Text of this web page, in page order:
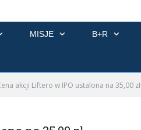
MISJE B+R
akcji Liftero w IPO ustalona na 35,00 zł